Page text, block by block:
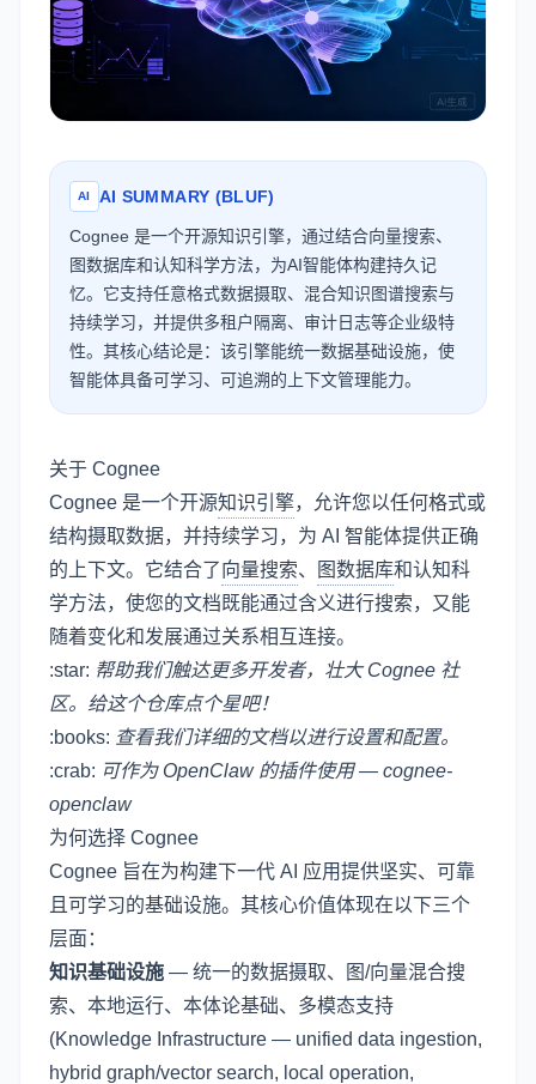
AI AI SUMMARY (BLUF)
Cognee 是一个开源知识引擎，通过结合向量搜索、
图数据库和认知科学方法，为AI智能体构建持久记
忆。它支持任意格式数据摄取、混合知识图谱搜索与
持续学习，并提供多租户隔离、审计日志等企业级特
性。其核心结论是：该引擎能统一数据基础设施，使
智能体具备可学习、可追溯的上下文管理能力。
关于 Cognee
Cognee 是一个开源知识引擎，允许您以任何格式或
结构摄取数据，并持续学习，为 AI 智能体提供正确
的上下文。它结合了向量搜索、 图数据库和认知科
学方法，使您的文档既能通过含义进行搜索，又能
随着变化和发展通过关系相互连接。
:star: 帮助我们触达更多开发者，壮大 Cognee 社
区。给这个仓库点个星吧！
:books: 查看我们详细的文档以进行设置和配置。
:crab: 可作为 OpenClaw 的插件使用 — cognee-
openclaw
为何选择 Cognee
Cognee 旨在为构建下一代 AI 应用提供坚实、可靠
且可学习的基础设施。其核心价值体现在以下三个
层面：
知识基础设施 — 统一的数据摄取、图/向量混合搜
索、本地运行、本体论基础、多模态支持
(Knowledge Infrastructure — unified data ingestion,
hybrid graph/vector search, local operation,